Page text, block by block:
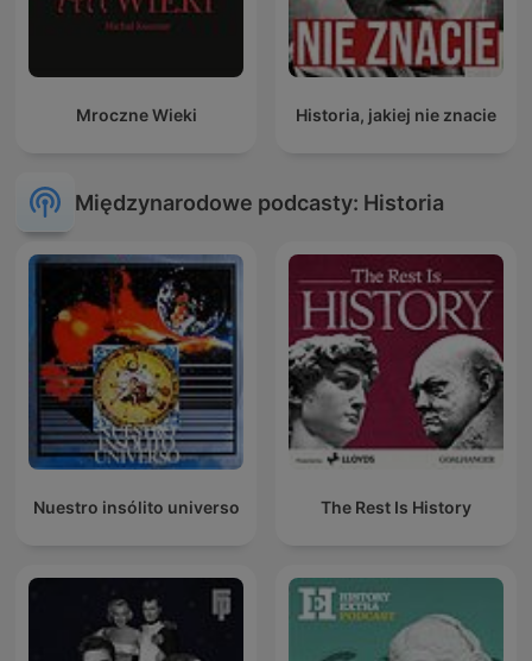
Mroczne Wieki Historia, jakiej nie znacie
Międzynarodowe podcasty: Historia
Nuestro insólito universo The Rest Is History